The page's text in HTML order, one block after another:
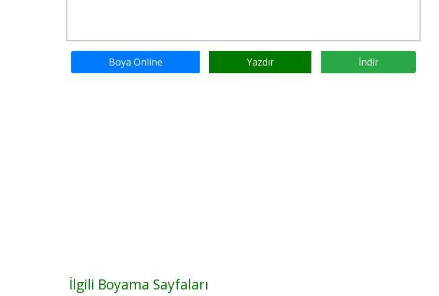
Boya Online Yazdır İndir
İlgili Boyama Sayfaları